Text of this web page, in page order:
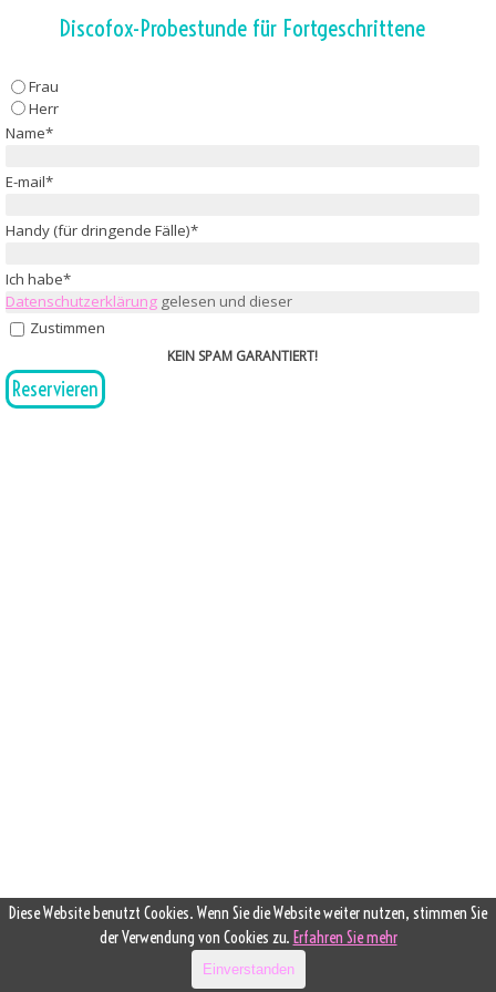
Discofox-Probestunde für Fortgeschrittene
Frau
Herr
Name*
E-mail*
Handy (für dringende Fälle)*
Ich habe*
Datenschutzerklärung gelesen und dieser
Zustimmen
KEIN SPAM GARANTIERT!
Diese Website benutzt Cookies. Wenn Sie die Website weiter nutzen, stimmen Sie
der Verwendung von Cookies zu. Erfahren Sie mehr
Einverstanden